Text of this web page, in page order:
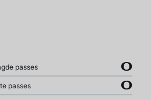
passes 0
passes 0